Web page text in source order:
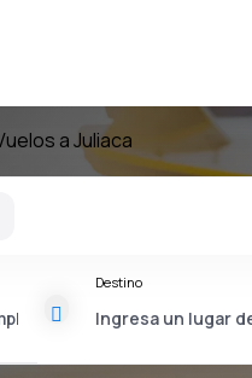
a Juliaca
Destino